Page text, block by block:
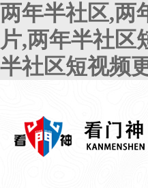
两年半社区,两
片,两年半社区
半社区短视频